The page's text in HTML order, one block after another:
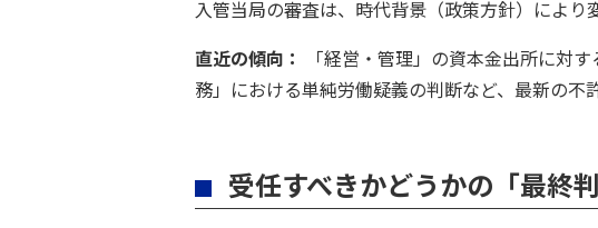
入管当局の審査は、時代背景（政策方針）により
直近の傾向：
「経営・管理」の資本金出所に対
務」における単純労働疑義の判断など、最新の不
受任すべきかどうかの「最終判